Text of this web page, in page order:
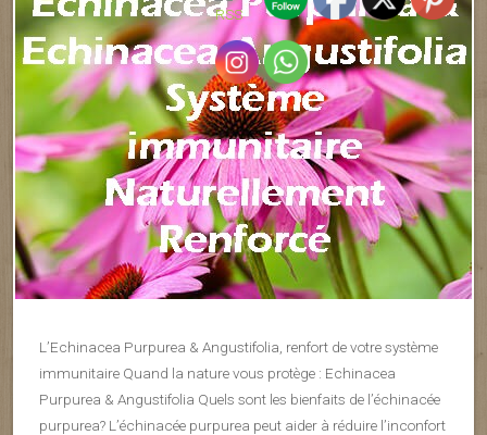
L’Echinacea Purpurea & Angustifolia, renfort de votre système
immunitaire Quand la nature vous protège : Echinacea
Purpurea & Angustifolia Quels sont les bienfaits de l’échinacée
purpurea? L’échinacée purpurea peut aider à réduire l’inconfort